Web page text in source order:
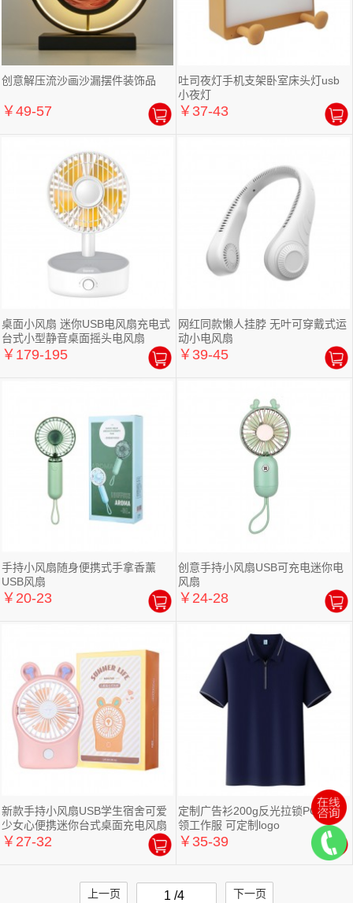
创意解压流沙画沙漏摆件装饰品
￥49-57
吐司夜灯手机支架卧室床头灯usb
小夜灯
￥37-43
桌面小风扇 迷你USB电风扇充电式
台式小型静音桌面摇头电风扇
￥179-195
网红同款懒人挂脖 无叶可穿戴式运
动小电风扇
￥39-45
手持小风扇随身便携式手拿香薰
USB风扇
￥20-23
创意手持小风扇USB可充电迷你电
风扇
￥24-28
新款手持小风扇USB学生宿舍可爱
少女心便携迷你台式桌面充电风扇
￥27-32
定制广告衫200g反光拉锁POLO翻
领工作服 可定制logo
￥35-39
上一页 1 /4 下一页